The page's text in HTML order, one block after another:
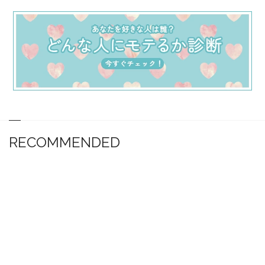
RECOMMENDED